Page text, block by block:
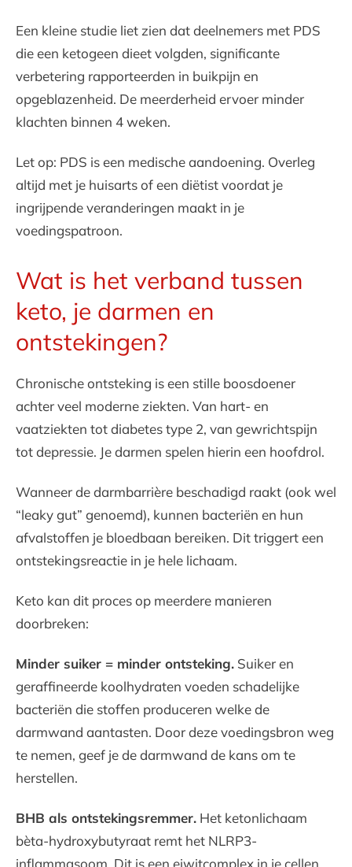
Een kleine studie liet zien dat deelnemers met PDS
die een ketogeen dieet volgden, significante
verbetering rapporteerden in buikpijn en
opgeblazenheid. De meerderheid ervoer minder
klachten binnen 4 weken.
Let op: PDS is een medische aandoening. Overleg
altijd met je huisarts of een diëtist voordat je
ingrijpende veranderingen maakt in je
voedingspatroon.
Wat is het verband tussen
keto, je darmen en
ontstekingen?
Chronische ontsteking is een stille boosdoener
achter veel moderne ziekten. Van hart- en
vaatziekten tot diabetes type 2, van gewrichtspijn
tot depressie. Je darmen spelen hierin een hoofdrol.
Wanneer de darmbarrière beschadigd raakt (ook wel
“leaky gut” genoemd), kunnen bacteriën en hun
afvalstoffen je bloedbaan bereiken. Dit triggert een
ontstekingsreactie in je hele lichaam.
Keto kan dit proces op meerdere manieren
doorbreken:
Minder suiker = minder ontsteking. Suiker en
geraffineerde koolhydraten voeden schadelijke
bacteriën die stoffen produceren welke de
darmwand aantasten. Door deze voedingsbron weg
te nemen, geef je de darmwand de kans om te
herstellen.
BHB als ontstekingsremmer. Het ketonlichaam
bèta-hydroxybutyraat remt het NLRP3-
inflammasoom. Dit is een eiwitcomplex in je cellen